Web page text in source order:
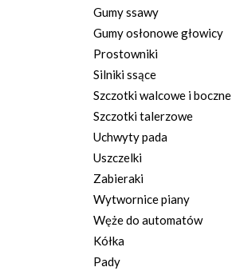
Gumy ssawy
Gumy osłonowe głowicy
Prostowniki
Silniki ssące
Szczotki walcowe i boczne
Szczotki talerzowe
Uchwyty pada
Uszczelki
Zabieraki
Wytwornice piany
Węże do automatów
Kółka
Pady